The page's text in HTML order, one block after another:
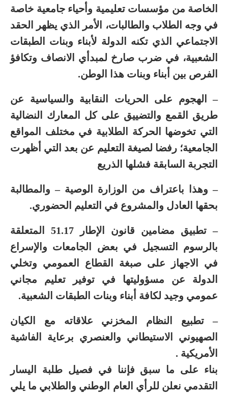
الخاصة من مؤسسات تعليمية وأحياء جامعية خاصة
في وجه الطلاب والطالبات، الأمر الذي يظهر الحقد
الاجتماعي الذي تكنه الدولة لأبناء وبنات الطبقات
الشعبية، في ضرب صارخ لمبدأي الانصاف وتكافؤ
الفرص بين أبناء وبنات هذا الوطن.
– الهجوم على الحريات النقابية والسياسية عن
طريق القمع والتضييق على كل المعارك النضالية
التي تخوضها الحركة الطلابية في مختلف المواقع
الجامعية؛ رفضا لصيغة التعليم عن بعد التي أظهرت
التجربة السابقة فشلها الذريع
– وهذا باعتراف من الوزارة الوصية – والمطالبة
بحقها العادل والمشروع في التعليم الحضوري.
– تطبيق مضامين قانون الإطار 51.17 المتعلقة
بالرسوم التسجيل في بعض الجامعات والإسراع
في الاجهاز على صبغة القطاع العمومي وتخلي
الدولة عن مسؤوليتها في توفير تعليم مجاني
عمومي وجيد لكافة أبناء وبنات الطبقات الشعبية.
– تطبيع النظام المخزني علاقاته مع الكيان
الصهيوني الاستيطاني والعنصري برعاية الفاشية
الأمريكية .
بناء على ما سبق فإننا في فصيل طلبة اليسار
التقدمي نعلن للرأي العام الوطني والطلابي ما يلي